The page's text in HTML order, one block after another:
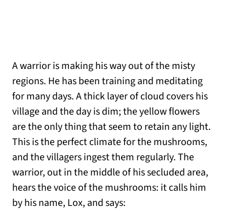
A warrior is making his way out of the misty
regions. He has been training and meditating
for many days. A thick layer of cloud covers his
village and the day is dim; the yellow flowers
are the only thing that seem to retain any light.
This is the perfect climate for the mushrooms,
and the villagers ingest them regularly. The
warrior, out in the middle of his secluded area,
hears the voice of the mushrooms: it calls him
by his name, Lox, and says: